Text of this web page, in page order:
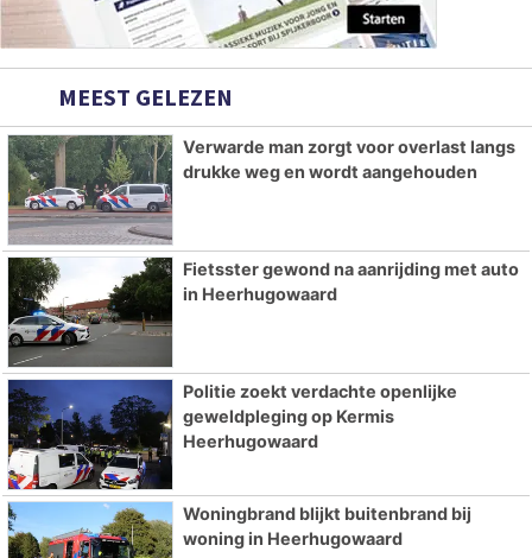
MEEST GELEZEN
Verwarde man zorgt voor overlast langs
drukke weg en wordt aangehouden
Fietsster gewond na aanrijding met auto
in Heerhugowaard
Politie zoekt verdachte openlijke
geweldpleging op Kermis
Heerhugowaard
Woningbrand blijkt buitenbrand bij
woning in Heerhugowaard